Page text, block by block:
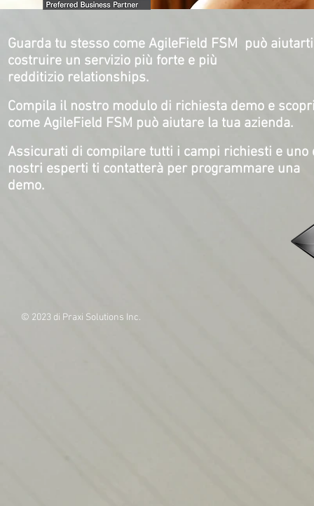
Guarda tu stesso come AgileField FSM può
costruire un servizio più forte e più
redditizio relationships.
Compila il nostro modulo di richiesta demo e
come AgileField FSM può aiutare la tua azienda.
Assicurati di compilare tutti i campi richiesti e uno
nostri esperti ti contatterà per programmare una
demo.
© 2023 di Praxi Solutions Inc.